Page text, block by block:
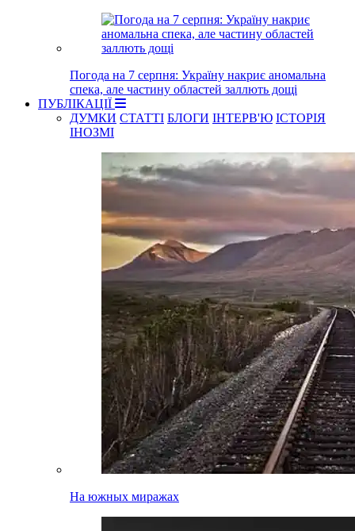
Погода на 7 серпня: Україну накриє аномальна
спека, але частину областей заллють дощі
ПУБЛІКАЦІЇ
ДУМКИ СТАТТІ БЛОГИ ІНТЕРВ'Ю ІСТОРІЯ
ІНОЗМІ
На южных миражах